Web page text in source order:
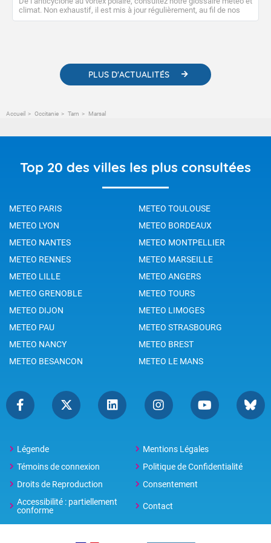
climat. Non exhaustif, il est mis à jour régulièrement, au fil de nos
publications. Vous y trouverez également des liens utiles vers nos
PLUS D'ACTUALITÉS
Accueil Occitanie Tarn Marsal
Top 20 des villes les plus consultées
METEO PARIS
METEO TOULOUSE
METEO LYON
METEO BORDEAUX
METEO NANTES
METEO MONTPELLIER
METEO RENNES
METEO MARSEILLE
METEO LILLE
METEO ANGERS
METEO GRENOBLE
METEO TOURS
METEO DIJON
METEO LIMOGES
METEO PAU
METEO STRASBOURG
METEO NANCY
METEO BREST
METEO BESANCON
METEO LE MANS
Légende
Mentions Légales
Témoins de connexion
Politique de Confidentialité
Droits de Reproduction
Consentement
Accessibilité : partiellement
conforme
Contact